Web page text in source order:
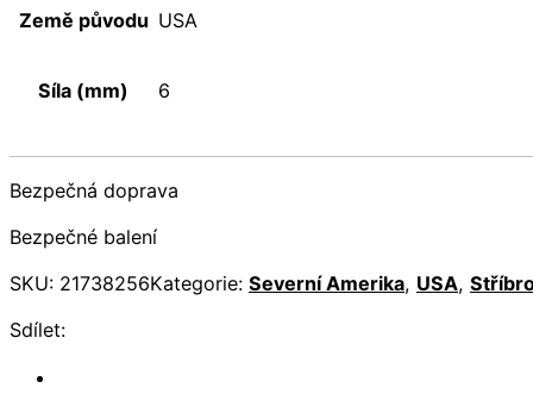
Země původu USA
Síla (mm) 6
Bezpečná doprava
Bezpečné balení
SKU: 21738256Kategorie: Severní Amerika, USA,
Sdílet: